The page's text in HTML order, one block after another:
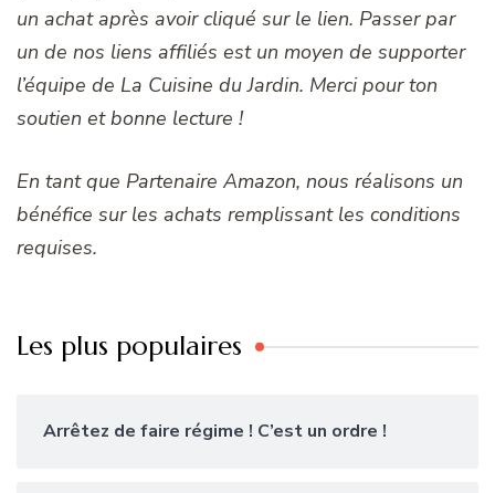
un achat après avoir cliqué sur le lien. Passer par
un de nos liens affiliés est un moyen de supporter
l’équipe de La Cuisine du Jardin. Merci pour ton
soutien et bonne lecture !
En tant que Partenaire Amazon, nous réalisons un
bénéfice sur les achats remplissant les conditions
requises.
Les plus populaires
Arrêtez de faire régime ! C’est un ordre !